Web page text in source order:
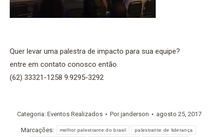
Quer levar uma palestra de impacto para sua equipe?
entre em contato conosco então.
(62) 33321-1258 9.9295-3292
Categoria: Eventos Realizados Porjanderson agosto 25, 2017
Marcações: melhor palestrante do brasil palestrante de liderança